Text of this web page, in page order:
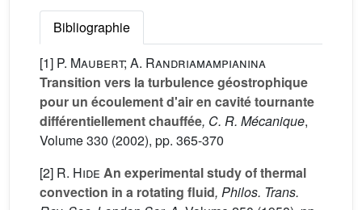
Bibliographie
[1] P. Maubert; A. Randriamampianina
Transition vers la turbulence géostrophique
pour un écoulement d'air en cavité tournante
différentiellement chauffée, C. R. Mécanique,
Volume 330 (2002), pp. 365-370
[2] R. Hide An experimental study of thermal
convection in a rotating fluid, Philos. Trans.